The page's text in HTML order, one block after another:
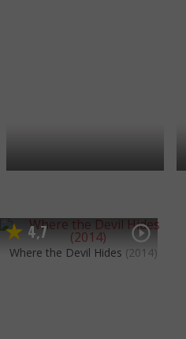
4,7
Where the Devil Hides (2014)